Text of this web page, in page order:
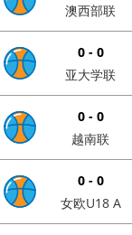
澳西部联
0 - 0
亚大学联
0 - 0
越南联
0 - 0
女欧U18 A